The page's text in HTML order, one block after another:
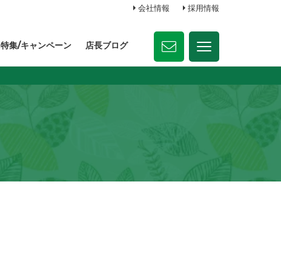
会社情報 採用情報
特集/キャンペーン 店長ブログ